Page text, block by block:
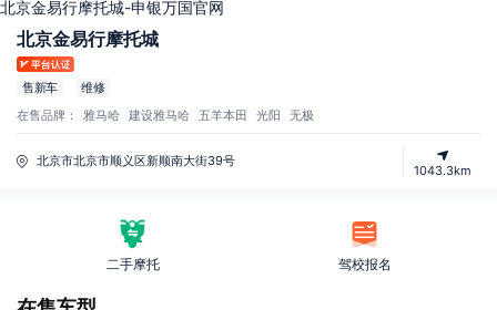
北京金易行摩托城-申银万国官网
北京金易行摩托城
售新车 维修
在售品牌： 雅马哈 建设雅马哈 五羊本田 光阳 无极
北京市北京市顺义区新顺南大街39号
1043.3km
二手摩托 驾校报名